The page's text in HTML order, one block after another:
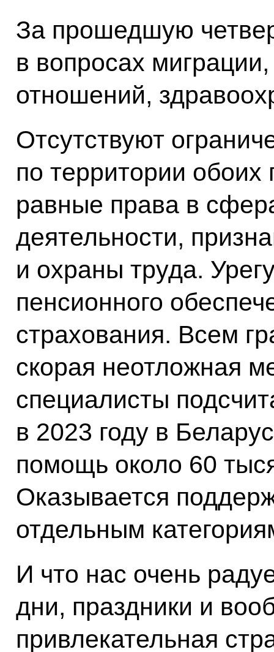
За прошедшую
в вопросах
отношений,
Отсутствуют
по территории обоих
равные права в
деятельности,
и охраны труда.
пенсионного
страхования. Всем
скорая неотложная
специалисты
в 2023 году в
помощь около 60
Оказывается
отдельным
И что нас очень
дни, праздники и
привлекательная